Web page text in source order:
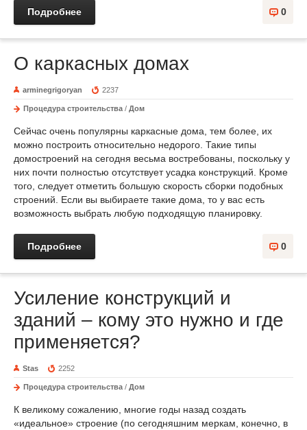
0
Подробнее
О каркасных домах
arminegrigoryan 2237
Процедура строительства / Дом
Сейчас очень популярны каркасные дома, тем более, их
можно построить относительно недорого. Такие типы
домостроений на сегодня весьма востребованы, поскольку у
них почти полностью отсутствует усадка конструкций. Кроме
того, следует отметить большую скорость сборки подобных
строений. Если вы выбираете такие дома, то у вас есть
возможность выбрать любую подходящую планировку.
0
Подробнее
Усиление конструкций и
зданий – кому это нужно и где
применяется?
Stas 2252
Процедура строительства / Дом
К великому сожалению, многие годы назад создать
«идеальное» строение (по сегодняшним меркам, конечно, в